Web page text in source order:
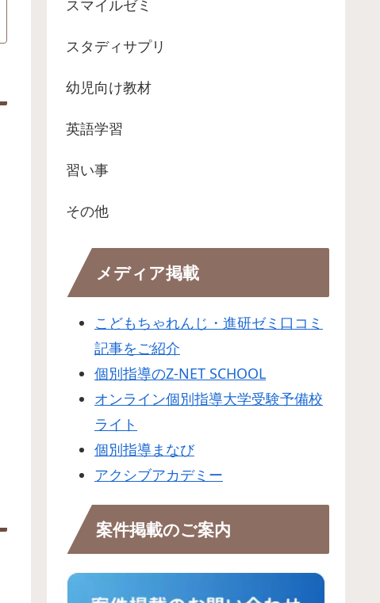
スマイルゼミ
スタディサプリ
幼児向け教材
英語学習
習い事
その他
メディア掲載
こどもちゃれんじ・進研ゼミ口コミ
記事をご紹介
個別指導のZ-NET SCHOOL
オンライン個別指導大学受験予備校
ライト
個別指導まなび
アクシブアカデミー
案件掲載のご案内